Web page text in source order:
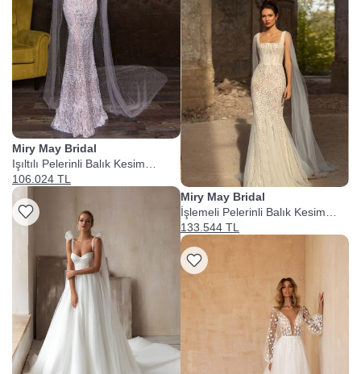
Miry May Bridal
Işıltılı Pelerinli Balık Kesim
Gelinlik
106.024 TL
Miry May Bridal
İşlemeli Pelerinli Balık Kesim
Gelinlik
133.544 TL